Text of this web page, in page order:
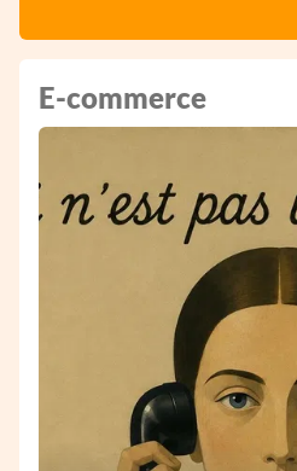
E-commerce